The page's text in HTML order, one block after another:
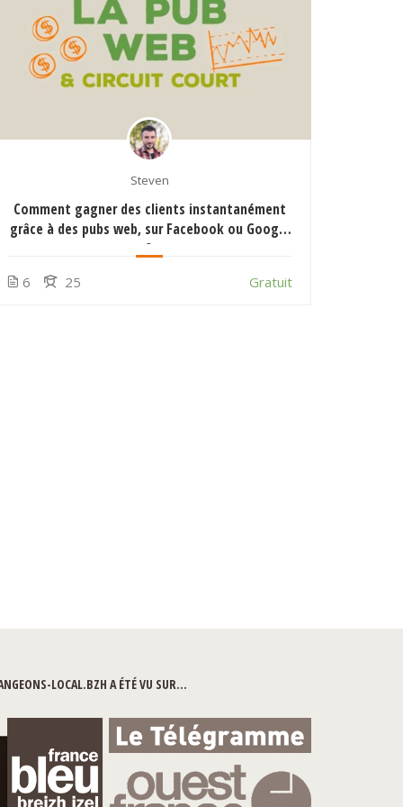
Steven
Comment gagner des clients instantanément
grâce à des pubs web, sur Facebook ou Google
?
6 25 Gratuit
LOCAL.BZH A ÉTÉ VU SUR…